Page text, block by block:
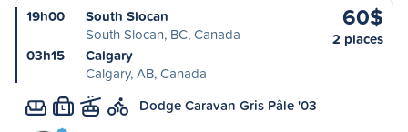
19h00
South Slocan
South Slocan, BC, Canada
03h15
Calgary
Calgary, AB, Canada
60$
2 places
L Dodge Caravan Gris Pâle '03